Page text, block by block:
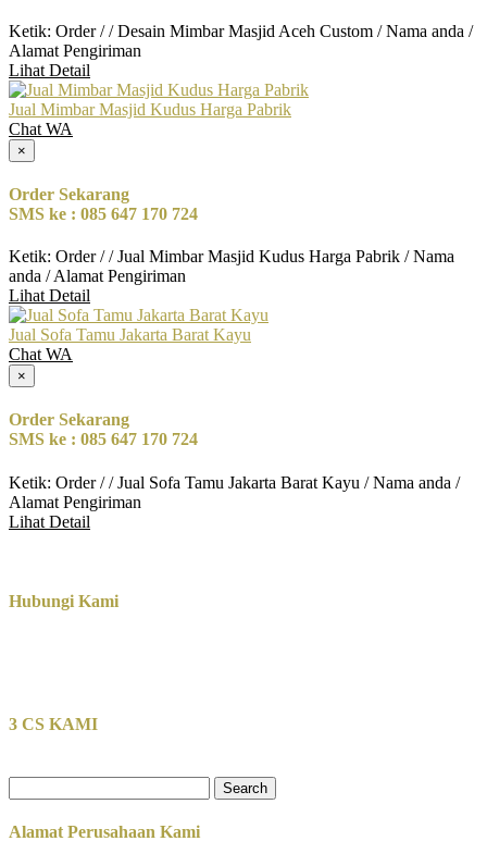
Ketik: Order / / Desain Mimbar Masjid Aceh Custom / Nama anda /
Alamat Pengiriman
Lihat Detail
Jual Mimbar Masjid Kudus Harga Pabrik
Chat WA
×
Order Sekarang
SMS ke : 085 647 170 724
Ketik: Order / / Jual Mimbar Masjid Kudus Harga Pabrik / Nama
anda / Alamat Pengiriman
Lihat Detail
Jual Sofa Tamu Jakarta Barat Kayu
Chat WA
×
Order Sekarang
SMS ke : 085 647 170 724
Ketik: Order / / Jual Sofa Tamu Jakarta Barat Kayu / Nama anda /
Alamat Pengiriman
Lihat Detail
Hubungi Kami
3 CS KAMI
for:
Alamat Perusahaan Kami